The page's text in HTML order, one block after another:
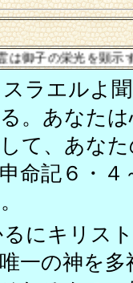
を顕示する～
ラエルよ
。あなた
て、あな
命記６・
るにキリス
一の神を